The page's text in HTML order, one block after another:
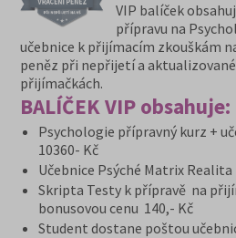
VIP balíček
přípravu na
učebnice k přijímacím zkouškám
peněz při nepřijetí a
přijímačkách.
BALÍČEK VIP obsahuje:
Psychologie přípravný kurz +
10360- Kč
Učebnice Psýché Matrix
Skripta Testy k přípravě na
bonusovou cenu 140,- Kč
Student dostane poštou